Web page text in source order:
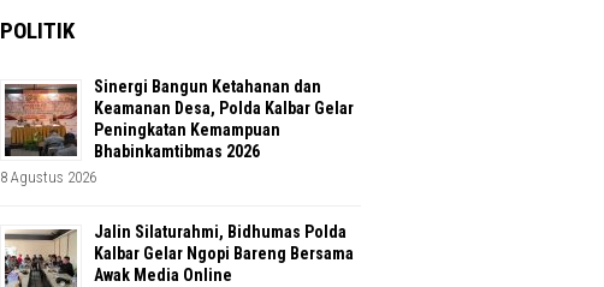
POLITIK
Sinergi Bangun Ketahanan dan
Keamanan Desa, Polda Kalbar Gelar
Peningkatan Kemampuan
Bhabinkamtibmas 2026
8 Agustus 2026
Jalin Silaturahmi, Bidhumas Polda
Kalbar Gelar Ngopi Bareng Bersama
Awak Media Online